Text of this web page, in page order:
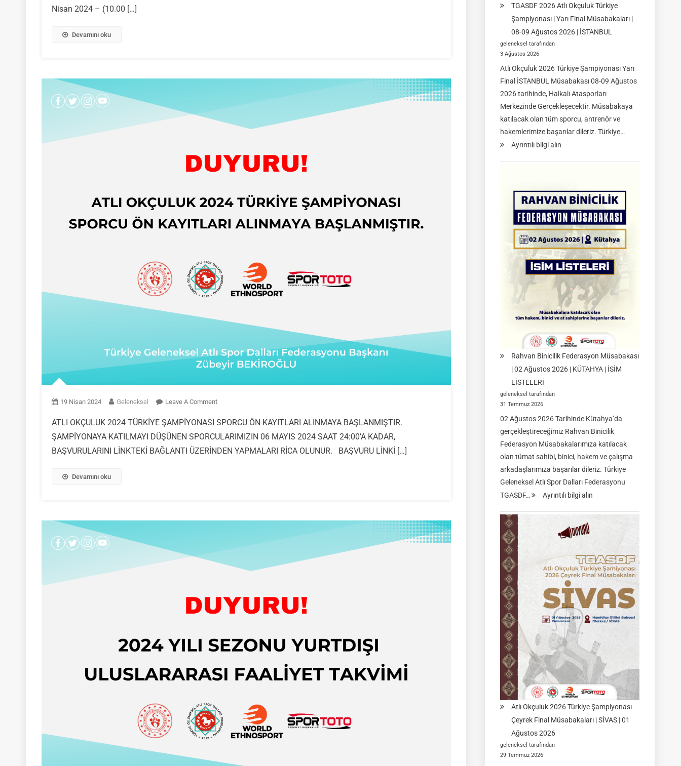
Nisan 2024 – (10.00 […]
Devamını oku
19 Nisan 2024 Geleneksel Leave A CommentOn
ATLI OKÇULUK 2024 TÜRKİYE ŞAMPİYONASI SPORCU ÖN KAYITLARI ALINMAYA BAŞLANMIŞTIR.
ŞAMPİYONAYA KATILMAYI DÜŞÜNEN SPORCULARIMIZIN 06 MAYIS 2024 SAAT 24:00’A KADAR,
BAŞVURULARINI LİNKTEKİ BAĞLANTI ÜZERİNDEN YAPMALARI RİCA OLUNUR. BAŞVURU LİNKİ […]
Devamını oku
TGASDF 2026 Atlı Okçuluk Türkiye
Şampiyonası | Yarı Final Müsabakaları |
08-09 Ağustos 2026 | İSTANBUL
geleneksel tarafından
3 Ağustos 2026
Atlı Okçuluk 2026 Türkiye Şampiyonası Yarı
Final İSTANBUL Müsabakası 08-09 Ağustos
2026 tarihinde, Halkalı Atasporları
Merkezinde Gerçekleşecektir. Müsabakaya
katılacak olan tüm sporcu, antrenör ve
hakemlerimize başarılar dileriz. Türkiye…
Ayrıntılı bilgi alın
Okçuluk
Türkiye
Şampiyonası
|
Yarı
Final
Müsabakaları
08-
09
2026
|
İSTANBUL
Rahvan Binicilik Federasyon Müsabakası
| 02 Ağustos 2026 | KÜTAHYA | İSİM
LİSTELERİ
geleneksel tarafından
31 Temmuz 2026
02 Ağustos 2026 Tarihinde Kütahya’da
gerçekleştireceğimiz Rahvan Binicilik
Federasyon Müsabakalarımıza katılacak
olan tümat sahibi, binici, hakem ve çalışma
arkadaşlarımıza başarılar dileriz. Türkiye
Geleneksel Atlı Spor Dalları Federasyonu
TGASDF…
Ayrıntılı bilgi alın
|
02
Ağustos
2026
İSİM
LİSTELERİ
Atlı Okçuluk 2026 Türkiye Şampiyonası
Çeyrek Final Müsabakaları | SİVAS | 01
Ağustos 2026
geleneksel tarafından
29 Temmuz 2026